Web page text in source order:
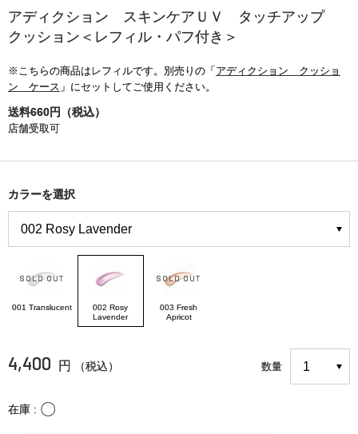
アディクション スキンケアＵＶ タッチアップ
クッション＜レフィル・パフ付き＞
※こちらの商品はレフィルです。別売りの「 アディクション クッショ
ン ケース 」にセットしてご使用ください。
送料660円（税込）
店舗受取可
カラーを選択
001 Translucent
002 Rosy
Lavender
003 Fresh
Apricot
4,400 円 （税込） 数量
在庫 〇